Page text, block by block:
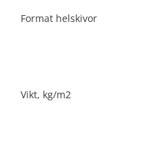
Format helskivor
Vikt, kg/m2